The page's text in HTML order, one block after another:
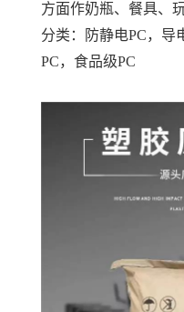
方面作奶瓶、餐具、
分类：防静电PC，导
PC，食品级PC